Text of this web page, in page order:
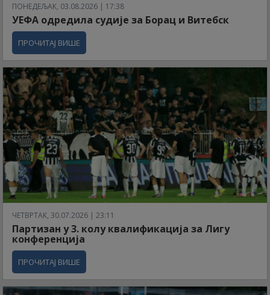
ПОНЕДЕЉАК, 03.08.2026 | 17:38
УЕФА одредила судије за Борац и Витебск
ПРОЧИТАЈ ВИШЕ
ЧЕТВРТАК, 30.07.2026 | 23:11
Партизан у 3. колу квалификација за Лигу
конференција
ПРОЧИТАЈ ВИШЕ